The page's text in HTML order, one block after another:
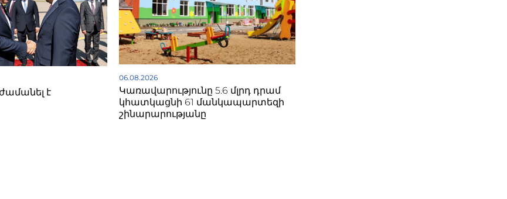
է
06.08.2026
Կառավարությունը 5.6 մլրդ դրամ
կհատկացնի 61 մանկապարտեզի
շինարարությանը